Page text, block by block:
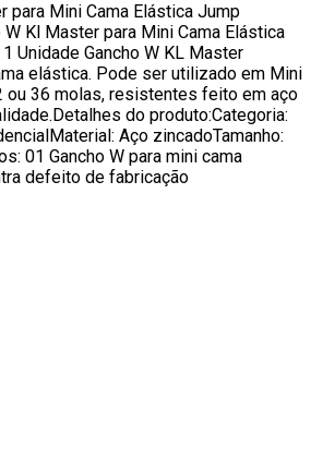
para Mini Cama Elástica Jump
Kl Master para Mini Cama Elástica
Unidade Gancho W KL Master
elástica. Pode ser utilizado em Mini
ou 36 molas, resistentes feito em aço
do produto:Categoria:
Aço zincadoTamanho:
01 Gancho W para mini cama
defeito de fabricação